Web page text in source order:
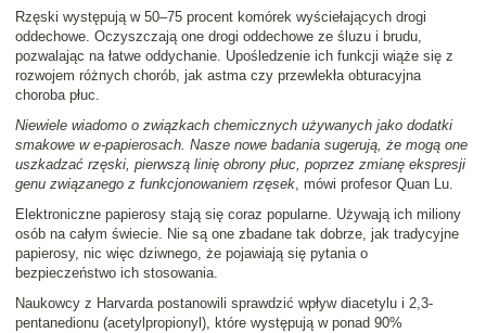
Rzęski występują w 50–75 procent komórek wyściełających drogi
oddechowe. Oczyszczają one drogi oddechowe ze śluzu i brudu,
pozwalając na łatwe oddychanie. Upośledzenie ich funkcji wiąże się z
rozwojem różnych chorób, jak astma czy przewlekła obturacyjna
choroba płuc.
Niewiele wiadomo o związkach chemicznych używanych jako dodatki
smakowe w e-papierosach. Nasze nowe badania sugerują, że mogą one
uszkadzać rzęski, pierwszą linię obrony płuc, poprzez zmianę ekspresji
genu związanego z funkcjonowaniem rzęsek, mówi profesor Quan Lu.
Elektroniczne papierosy stają się coraz popularne. Używają ich miliony
osób na całym świecie. Nie są one zbadane tak dobrze, jak tradycyjne
papierosy, nic więc dziwnego, że pojawiają się pytania o
bezpieczeństwo ich stosowania.
Naukowcy z Harvarda postanowili sprawdzić wpływ diacetylu i 2,3-
pentanedionu (acetylpropionyl), które występują w ponad 90%